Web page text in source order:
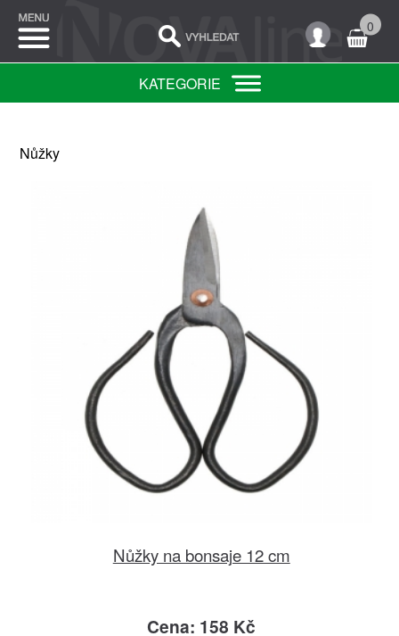
0
KATEGORIE
Nůžky
Nůžky na bonsaje 12 cm
Cena: 158 Kč